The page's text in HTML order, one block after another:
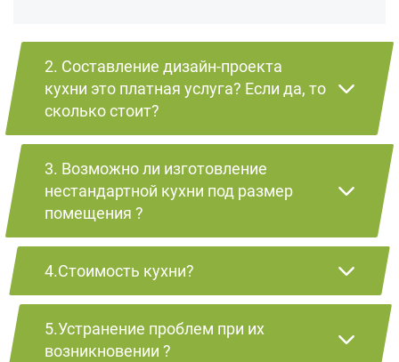
2. Составление дизайн-проекта
кухни это платная услуга? Если да, то
сколько стоит?
3. Возможно ли изготовление
нестандартной кухни под размер
помещения ?
4.Стоимость кухни?
5.Устранение проблем при их
возникновении ?